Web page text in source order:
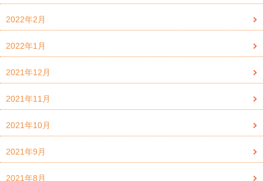
2022年2月
2022年1月
2021年12月
2021年11月
2021年10月
2021年9月
2021年8月